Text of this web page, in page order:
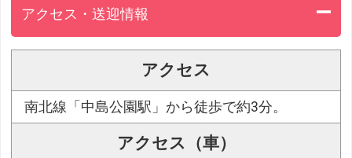
アクセス・送迎情報
アクセス
南北線「中島公園駅」から徒歩で約3分。
アクセス（車）